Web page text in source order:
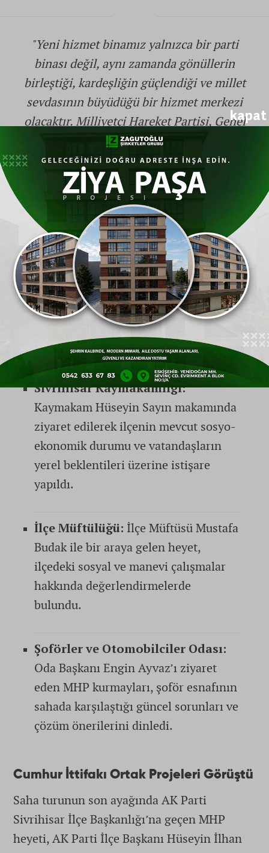
kapat
"Yeni hizmet binamız yalnızca bir parti
binası değil, aynı zamanda gönüllerin
birleştiği, kardeşliğin güçlendiği ve millet
sevdasının büyüdüğü bir hizmet merkezi
olacaktır. Milliyetçi Hareket Partisi, Genel
Başkanımız Dr. Devlet Bahçeli liderliğinde
devletin bekası ve Türkiye Yüzyılı hedefleri
doğrultusunda kararlılıkla çalışmaya devam
edecektir."
İlçede Geniş Kapsamlı Kurum ve Esnaf
Ziyaretleri
Kurdele kesimi ve ikramların ardından MHP
Eskişehirİl Başkanı Ayhan Sezer ve İlçe
Başkanı Murat Işık liderliğindeki heyet,
Sivrihisar genelinde bir dizi resmi ve sivil
toplum ziyaretinde bulundu:
Sivrihisar Kaymakamlığı:
Kaymakam Hüseyin Sayın makamında
ziyaret edilerek ilçenin mevcut sosyo-
ekonomik durumu ve vatandaşların
yerel beklentileri üzerine istişare
yapıldı.
İlçe Müftülüğü: İlçe Müftüsü Mustafa
Budak ile bir araya gelen heyet,
ilçedeki sosyal ve manevi çalışmalar
hakkında değerlendirmelerde
bulundu.
Şoförler ve Otomobilciler Odası:
Oda Başkanı Engin Ayvaz’ı ziyaret
eden MHP kurmayları, şoför esnafının
sahada karşılaştığı güncel sorunları ve
çözüm önerilerini dinledi.
Cumhur İttifakı Ortak Projeleri Görüştü
Saha turunun son ayağında AK Parti
Sivrihisar İlçe Başkanlığı’na geçen MHP
heyeti, AK Parti İlçe Başkanı Hüseyin İlhan